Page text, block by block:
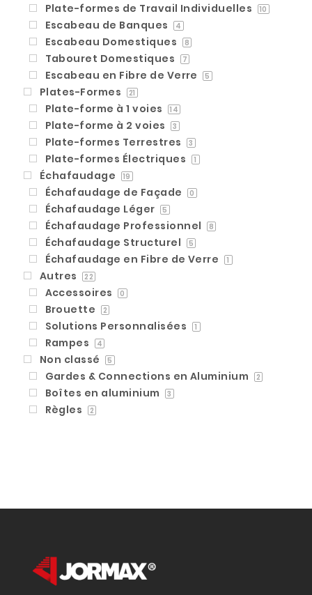
Plate-formes de Travail Individuelles 10
Escabeau de Banques 4
Escabeau Domestiques 8
Tabouret Domestiques 7
Escabeau en Fibre de Verre 5
Plates-Formes 21
Plate-forme à 1 voies 14
Plate-forme à 2 voies 3
Plate-formes Terrestres 3
Plate-formes Électriques 1
Échafaudage 19
Échafaudage de Façade 0
Échafaudage Léger 5
Échafaudage Professionnel 8
Échafaudage Structurel 5
Échafaudage en Fibre de Verre 1
Autres 22
Accessoires 0
Brouette 2
Solutions Personnalisées 1
Rampes 4
Non classé 5
Gardes & Connections en Aluminium 2
Boîtes en aluminium 3
Règles 2